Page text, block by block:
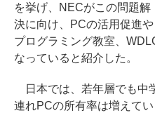
を挙げ、NECがこの問題解
決に向け、PCの活用促進や
プログラミング教室、
なっていると紹介した。
日本では、若年層でも中
連れPCの所有率は増えて